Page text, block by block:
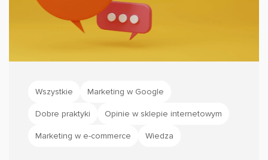
Wszystkie Marketing w Google
Dobre praktyki Opinie w sklepie internetowym
Marketing w e-commerce Wiedza